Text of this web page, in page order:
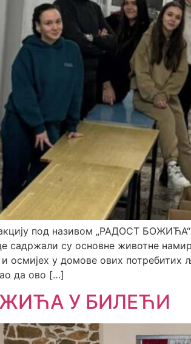
под називом „РАДОСТ
садржали су основне животне
осмијех у домове ових потребитих
да ово […]
У БИЛЕЋИ